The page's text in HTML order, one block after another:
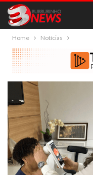
Home Notícias